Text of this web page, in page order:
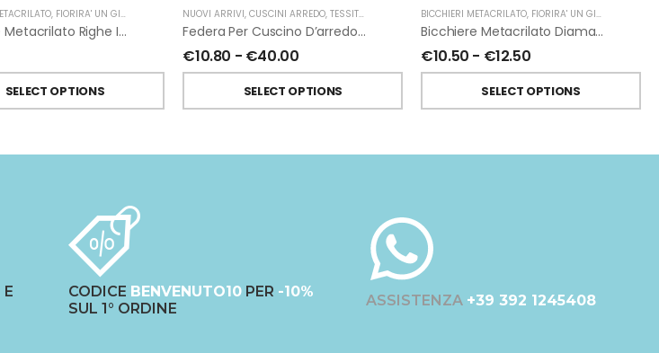
, FIORIRA' UN GIARDINO
Bicchiere Metacrilato Righe Impilabile Di Fiorirà Un Giardino
SELECT OPTIONS
NUOVI ARRIVI,CUSCINI ARREDO,TESSITURA TOSCANA TELERIE
Federa Per Cuscino D’arredo Leoleaf In Lino Di Tessitura Toscana Telerie
€10.80 - €40.00
SELECT OPTIONS
BICCHIERI METACRILATO, FIORIRA' UN GIARDINO
Bicchiere Metacrilato Diamante Di Fiorirà Un Giardino
€10.50 - €12.50
SELECT OPTIONS
E
CODICE BENVENUTO10 PER -10%
SUL 1° ORDINE
ASSISTENZA +39 392 1245408